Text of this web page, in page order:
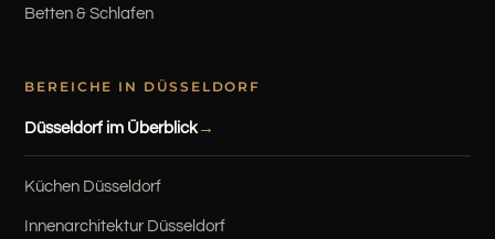
Betten & Schlafen
BEREICHE IN DÜSSELDORF
Düsseldorf im Überblick
Küchen Düsseldorf
Innenarchitektur Düsseldorf